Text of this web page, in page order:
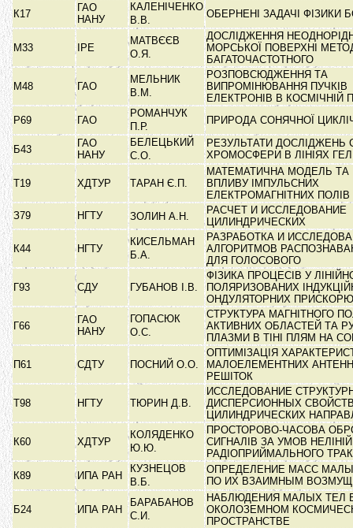
К17
ГАО
НАНУ
КАЛЕНІЧЕНКО
В.В.
ОБЕРНЕНІ ЗАДАЧІ ФІЗИКИ
М33 ІРЕ
МАТВЄЄВ
О.Я.
ДОСЛІДЖЕННЯ
МОРСЬКОЇ ПОВЕРХНІ
БАГАТОЧАСТОТНОГО
М48 ГАО
МЕЛЬНИК
В.М.
РОЗПОВСЮДЖЕННЯ ТА
ВИПРОМІНЮВАННЯ ПУЧКІВ
ЕЛЕКТРОНІВ В КОСМІЧНІЙ
Р69
ГАО
РОМАНЧУК
П.Р.
ПРИРОДА СОНЯЧНОЇ
Б43
ГАО
НАНУ
БЕЛЕЦЬКИЙ
С.О.
РЕЗУЛЬТАТИ ДОСЛІДЖЕНЬ
ХРОМОСФЕРИ В ЛІНІЯХ
Т19 ХДТУР ТАРАН Є.П.
МАТЕМАТИЧНА МОДЕЛЬ ТА
ВПЛИВУ ІМПУЛЬСНИХ
ЕЛЕКТРОМАГНІТНИХ ПОЛІВ
З79
НГТУ ЗОЛИН А.Н.
РАСЧЕТ И ИССЛЕДОВАНИЕ
ЦИЛИНДРИЧЕСКИХ
К44 НГТУ
КИСЕЛЬМАН
Б.А.
РАЗРАБОТКА И
АЛГОРИТМОВ
ДЛЯ ГОЛОСОВОГО
Г93 СДУ ГУБАНОВ І.В.
ФІЗИКА ПРОЦЕСІВ У
ПОЛЯРИЗОВАНИХ
ОНДУЛЯТОРНИХ
Г66
ГАО
НАНУ
ГОПАСЮК
О.С.
СТРУКТУРА МАГНІТНОГО
АКТИВНИХ ОБЛАСТЕЙ ТА
ПЛАЗМИ В ТІНІ ПЛЯМ НА
П61 СДТУ ПОСНИЙ О.О.
ОПТИМІЗАЦІЯ
МАЛОЕЛЕМЕНТНИХ
РЕШІТОК
Т98 НГТУ ТЮРИН Д.В.
ИССЛЕДОВАНИЕ
ДИСПЕРСИОННЫХ
ЦИЛИНДРИЧЕСКИХ
К60 ХДТУР
КОЛЯДЕНКО
Ю.Ю.
ПРОСТОРОВО-ЧАСОВА
СИГНАЛІВ ЗА УМОВ
РАДІОПРИЙМАЛЬНОГО
К89
ИПА РАН
КУЗНЕЦОВ
В.Б.
ОПРЕДЕЛЕНИЕ МАСС
ПО ИХ ВЗАИМНЫМ
Б24 ИПА РАН
БАРАБАНОВ
С.И.
НАБЛЮДЕНИЯ МАЛЫХ ТЕЛ
ОКОЛОЗЕМНОМ
ПРОСТРАНСТВЕ